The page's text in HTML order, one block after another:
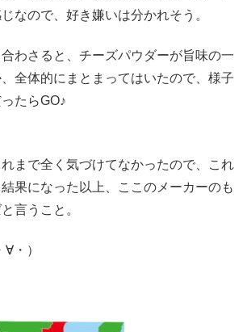
なので、好き嫌いは分かれそう。
わさると、チーズパウダーが旨味の一
全体的にまとまってはいたので、様子
たらGO♪
まで全く気づけてなかったので、これ
果になった以上、ここのメーカーのも
言うこと。
・）